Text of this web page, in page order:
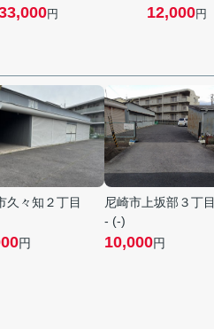
円 12,000円
久々知２丁目
円
尼崎市上坂部３丁目
- (-)
10,000円